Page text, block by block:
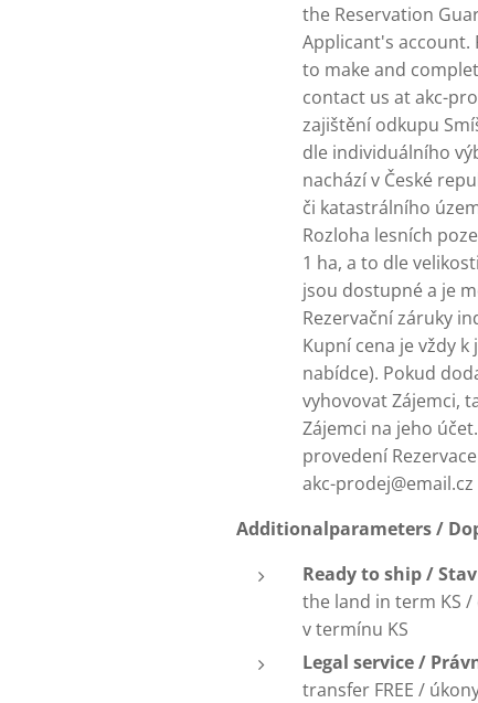
the Reservation
Applicant's
to make and
contact us at akc-
zajištění odkupu
dle individuálního
nachází v České
či katastrálního
Rozloha lesních
1 ha, a to dle
jsou dostupné a je
Rezervační záruky
Kupní cena je vždy
nabídce). Pokud
vyhovovat Zájemci,
Zájemci na jeho
provedení
akc-prodej@email.cz
Additionalparameters /
Ready to ship / Stav
the land in term KS
v termínu KS
Legal service /
transfer FREE /